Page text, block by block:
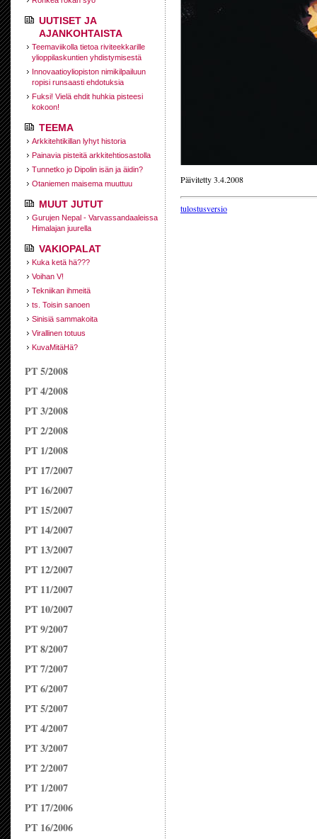
UUTISET JA
AJANKOHTAISTA
Teemaviikolla tietoa riviteekkarille
ylioppilaskuntien yhdistymisestä
Innovaatioyliopiston nimikilpailuun
ropisi runsaasti ehdotuksia
Fuksi! Vielä ehdit huhkia pisteesi
kokoon!
TEEMA
Arkkitehtikillan lyhyt historia
Painavia pisteitä arkkitehtiosastolla
Tunnetko jo Dipolin isän ja äidin?
Otaniemen maisema muuttuu
MUUT JUTUT
Gurujen Nepal - Varvassandaaleissa
Himalajan juurella
VAKIOPALAT
Kuka ketä hä???
Voihan V!
Tekniikan ihmeitä
ts. Toisin sanoen
Sinisiä sammakoita
Virallinen totuus
KuvaMitäHä?
PT 5/2008
PT 4/2008
PT 3/2008
PT 2/2008
PT 1/2008
PT 17/2007
PT 16/2007
PT 15/2007
PT 14/2007
PT 13/2007
PT 12/2007
PT 11/2007
PT 10/2007
PT 9/2007
PT 8/2007
PT 7/2007
PT 6/2007
PT 5/2007
PT 4/2007
PT 3/2007
PT 2/2007
PT 1/2007
PT 17/2006
PT 16/2006
Päivitetty 3.4.2008
tulostusversio